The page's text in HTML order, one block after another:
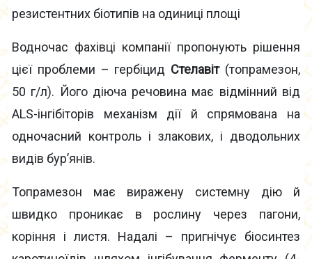
резистентних біотипів на одиниці площі
Водночас фахівці компанії пропонують рішення
цієї проблеми – гербіцид Стелавіт(топрамезон,
50 г/л). Його діюча речовина має відмінний від
ALS-інгібіторів механізм дії й спрямована на
одночасний контроль і злакових, і дводольних
видів бур’янів.
Топрамезон має виражену системну дію й
швидко проникає в рослину через пагони,
коріння і листя. Надалі – пригнічує біосинтез